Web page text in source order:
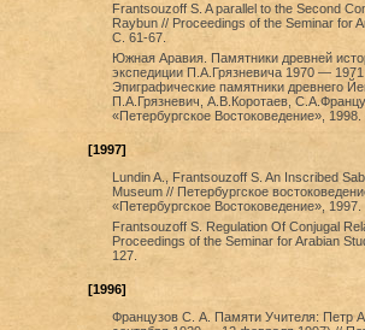
Frantsouzoff S. A parallel to the Second
Raybun // Proceedings of the Seminar for
С. 61-67.
Южная Аравия. Памятники древней
экспедиции П.А.Грязневича 1970 —
Эпиграфические памятники древнего
П.А.Грязневич, А.В.Коротаев,
«Петербургское Востоковедение»,
[1997]
Lundin A., Frantsouzoff S. An Inscribed
Museum // Петербургское
«Петербургское Востоковедение»,
Frantsouzoff S. Regulation Of Conjugal
Proceedings of the Seminar for Arabian
127.
[1996]
Французов С. А. Памяти Учителя: Петр